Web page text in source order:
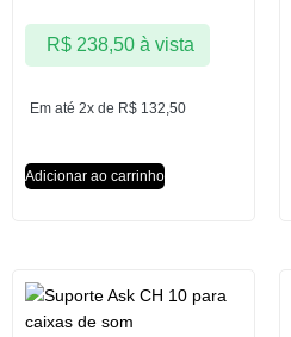
Em até 2x de R$ 132,50
R$238,50 à vista
Adicionar ao carrinho